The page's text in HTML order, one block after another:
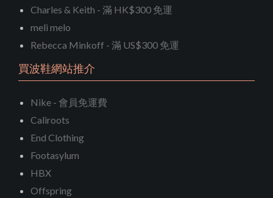
Charles & Keith - 滿 HK$300 免運
meli melo
Rebecca Minkoff - 滿 US$300 免運
買波鞋網站推介
Nike - 會員免運費
Caliroots
End Clothing
Footasylum
HBX
Offspring